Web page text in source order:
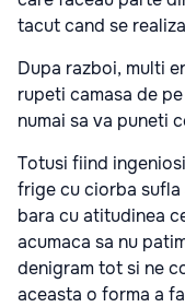
tacut cand se
Dupa razboi, multi
rupeti camasa de
numai sa va puneti
Totusi fiind
frige cu ciorba sufla
bara cu atitudinea
acumaca sa nu
denigram tot si ne
aceasta o forma a